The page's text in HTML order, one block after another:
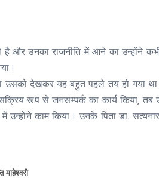
है और उनका राजनीति में आने का उन्होंने
उसको देखकर यह बहुत पहले तय हो गया
रूप से जनसम्पर्क का कार्य किया, तब
काम किया। उनके पिता डा.
माहेश्वरी